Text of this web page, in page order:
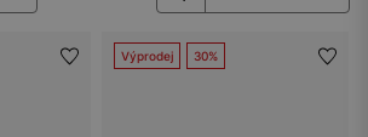
Výprodej 30%